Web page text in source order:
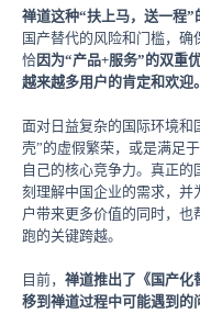
禅道这种“扶上马，送一程”
国产替代的风险和门槛，
恰因为“产品+服务”的双重
越来越多用户的肯定和欢迎。
面对日益复杂的国际环境和
壳”的虚假繁荣，或是满足
自己的核心竞争力。真正
刻理解中国企业的需求，并
户带来更多价值的同时，
跑的关键跨越。
目前， 禅道推出了《国产化
移到禅道过程中可能遇到的